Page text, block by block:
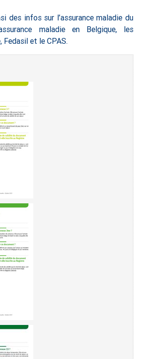
des infos sur l’assurance maladie du
maladie en Belgique, les
Fedasil et le CPAS.